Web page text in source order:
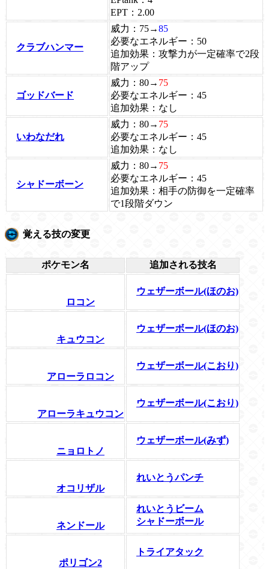
EPT：2.00
クラブハンマー
威力：75→85
必要なエネルギー：50
追加効果：攻撃力が一定確率で2段
階アップ
ゴッドバード
威力：80→ 75
必要なエネルギー：45
追加効果：なし
いわなだれ
威力：80→ 75
必要なエネルギー：45
追加効果：なし
シャドーボーン
威力：80→ 75
必要なエネルギー：45
追加効果：相手の防御を一定確率
で1段階ダウン
覚える技の変更
ポケモン名 追加される技名
ロコン
ウェザーボール(ほのお)
キュウコン
ウェザーボール(ほのお)
アローラロコン
ウェザーボール(こおり)
アローラキュウコン
ウェザーボール(こおり)
ニョロトノ
ウェザーボール(みず)
オコリザル
れいとうパンチ
ネンドール
れいとうビーム
シャドーボール
ポリゴン2
トライアタック